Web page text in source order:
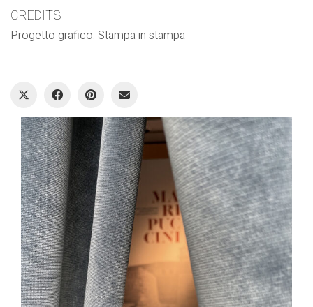
CREDITS
Progetto grafico: Stampa in stampa